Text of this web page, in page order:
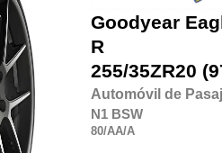
Goodyear
R
255/35ZR20
Automóvil de
N1 BSW
80/AA/A